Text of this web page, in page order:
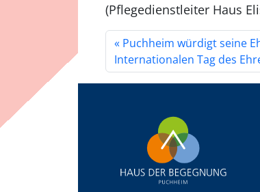
(Pflegedienstleiter Haus
Puchheim würdigt seine
Internationalen Tag des